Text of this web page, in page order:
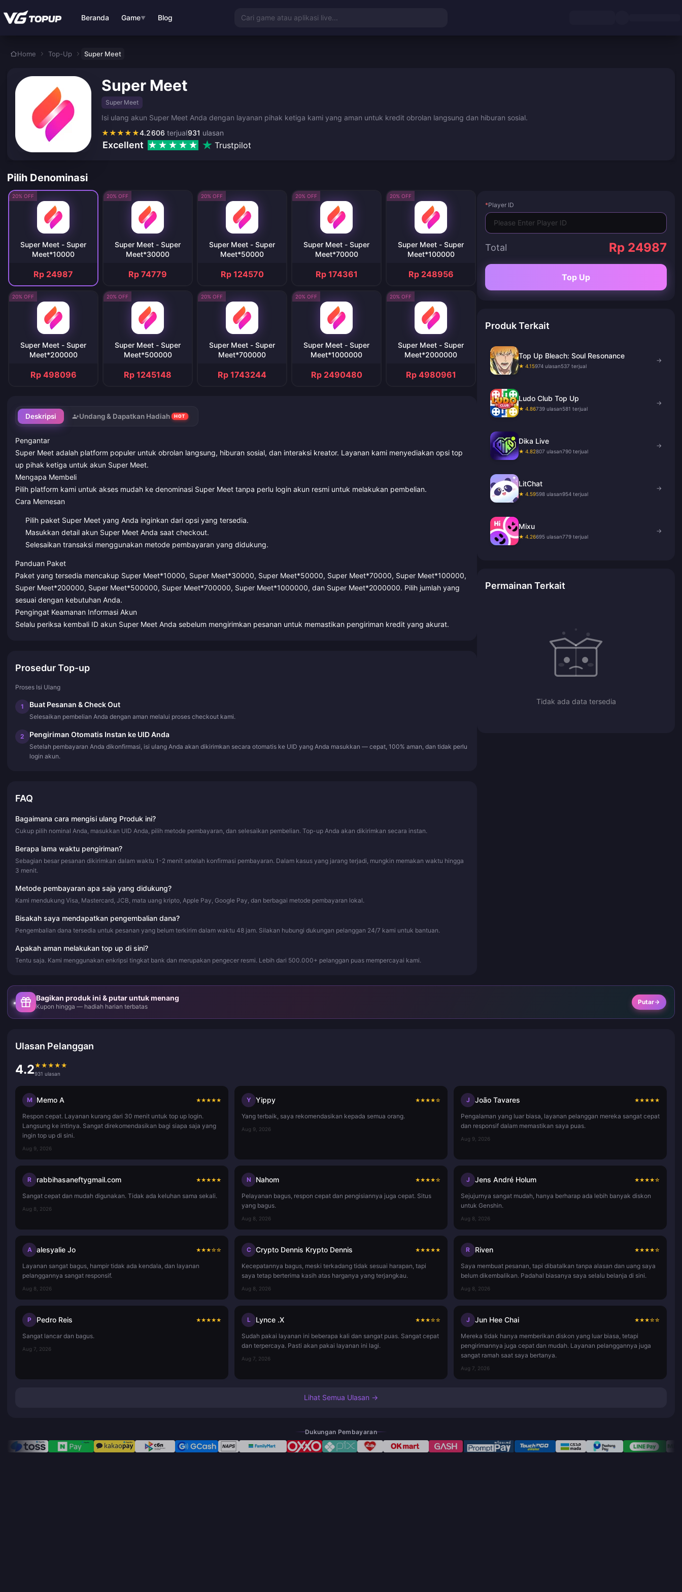
Beranda Game▼ Blog Cari game atau aplikasi live...
Home Top-Up Super Meet
Super Meet
Super Meet
Isi ulang akun Super Meet Anda dengan layanan pihak ketiga kami yang aman untuk kredit obrolan langsung dan hiburan sosial.
★★★★★4.2 931 ulasan
606 terjual
Excellent Trustpilot
Pilih Denominasi
20% OFF
Super Meet - Super
Meet*10000
Rp 24987
20% OFF
Super Meet - Super
Meet*30000
Rp 74779
20% OFF
Super Meet - Super
Meet*50000
Rp 124570
20% OFF
Super Meet - Super
Meet*70000
Rp 174361
20% OFF
Super Meet - Super
Meet*100000
Rp 248956
20% OFF
Super Meet - Super
Meet*200000
Rp 498096
20% OFF
Super Meet - Super
Meet*500000
Rp 1245148
20% OFF
Super Meet - Super
Meet*700000
Rp 1743244
20% OFF
Super Meet - Super
Meet*1000000
Rp 2490480
20% OFF
Super Meet - Super
Meet*2000000
Rp 4980961
Deskripsi Undang & Dapatkan Hadiah HOT
Pengantar
Super Meet adalah platform populer untuk obrolan langsung, hiburan sosial, dan interaksi kreator. Layanan kami menyediakan opsi top
up pihak ketiga untuk akun Super Meet.
Mengapa Membeli
Pilih platform kami untuk akses mudah ke denominasi Super Meet tanpa perlu login akun resmi untuk melakukan pembelian.
Cara Memesan
Pilih paket Super Meet yang Anda inginkan dari opsi yang tersedia.
Masukkan detail akun Super Meet Anda saat checkout.
Selesaikan transaksi menggunakan metode pembayaran yang didukung.
Panduan Paket
Paket yang tersedia mencakup Super Meet*10000, Super Meet*30000, Super Meet*50000, Super Meet*70000, Super Meet*100000,
Super Meet*200000, Super Meet*500000, Super Meet*700000, Super Meet*1000000, dan Super Meet*2000000. Pilih jumlah yang
sesuai dengan kebutuhan Anda.
Pengingat Keamanan Informasi Akun
Selalu periksa kembali ID akun Super Meet Anda sebelum mengirimkan pesanan untuk memastikan pengiriman kredit yang akurat.
Prosedur Top-up
Proses Isi Ulang
1 Buat Pesanan & Check Out
Selesaikan pembelian Anda dengan aman melalui proses checkout kami.
2 Pengiriman Otomatis Instan ke UID Anda
Setelah pembayaran Anda dikonfirmasi, isi ulang Anda akan dikirimkan secara otomatis ke UID yang Anda masukkan — cepat, 100% aman, dan tidak perlu
login akun.
FAQ
Bagaimana cara mengisi ulang Produk ini?
Cukup pilih nominal Anda, masukkan UID Anda, pilih metode pembayaran, dan selesaikan pembelian. Top-up Anda akan dikirimkan secara instan.
Berapa lama waktu pengiriman?
Sebagian besar pesanan dikirimkan dalam waktu 1-2 menit setelah konfirmasi pembayaran. Dalam kasus yang jarang terjadi, mungkin memakan waktu hingga
3 menit.
Metode pembayaran apa saja yang didukung?
Kami mendukung Visa, Mastercard, JCB, mata uang kripto, Apple Pay, Google Pay, dan berbagai metode pembayaran lokal.
Bisakah saya mendapatkan pengembalian dana?
Pengembalian dana tersedia untuk pesanan yang belum terkirim dalam waktu 48 jam. Silakan hubungi dukungan pelanggan 24/7 kami untuk bantuan.
Apakah aman melakukan top up di sini?
Tentu saja. Kami menggunakan enkripsi tingkat bank dan merupakan pengecer resmi. Lebih dari 500.000+ pelanggan puas mempercayai kami.
*Player ID
Total Rp 24987
Top Up
Produk Terkait
Top Up Bleach: Soul Resonance
★ 4.15974 ulasan537 terjual
→
Ludo Club Top Up
★ 4.86739 ulasan581 terjual
→
Dika Live
★ 4.82807 ulasan790 terjual
→
LitChat
★ 4.59598 ulasan954 terjual
→
Mixu
★ 4.26695 ulasan779 terjual
→
Permainan Terkait
Tidak ada data tersedia
Bagikan produk ini & putar untuk menang
Kupon hingga — hadiah harian terbatas
Putar
Ulasan Pelanggan
4.2★ ★ ★ ★ ★
931 ulasan
M Memo A ★★★★★
Respon cepat. Layanan kurang dari 30 menit untuk top up login.
Langsung ke intinya. Sangat direkomendasikan bagi siapa saja yang
ingin top up di sini.
Aug 9, 2026
Y Yippy ★★★★☆
Yang terbaik, saya rekomendasikan kepada semua orang.
Aug 9, 2026
J João Tavares ★★★★★
Pengalaman yang luar biasa, layanan pelanggan mereka sangat cepat
dan responsif dalam memastikan saya puas.
Aug 9, 2026
R rabbihasaneftygmail.com ★★★★★
Sangat cepat dan mudah digunakan. Tidak ada keluhan sama sekali.
Aug 8, 2026
N Nahom ★★★★☆
Pelayanan bagus, respon cepat dan pengisiannya juga cepat. Situs
yang bagus.
Aug 8, 2026
J Jens André Holum ★★★★☆
Sejujurnya sangat mudah, hanya berharap ada lebih banyak diskon
untuk Genshin.
Aug 8, 2026
A alesyalie Jo ★★★☆☆
Layanan sangat bagus, hampir tidak ada kendala, dan layanan
pelanggannya sangat responsif.
Aug 8, 2026
C Crypto Dennis Krypto Dennis ★★★★★
Kecepatannya bagus, meski terkadang tidak sesuai harapan, tapi
saya tetap berterima kasih atas harganya yang terjangkau.
Aug 8, 2026
R Riven ★★★★☆
Saya membuat pesanan, tapi dibatalkan tanpa alasan dan uang saya
belum dikembalikan. Padahal biasanya saya selalu belanja di sini.
Aug 8, 2026
P Pedro Reis ★★★★★
Sangat lancar dan bagus.
Aug 7, 2026
L Lynce .X ★★★☆☆
Sudah pakai layanan ini beberapa kali dan sangat puas. Sangat cepat
dan terpercaya. Pasti akan pakai layanan ini lagi.
Aug 7, 2026
J Jun Hee Chai ★★★☆☆
Mereka tidak hanya memberikan diskon yang luar biasa, tetapi
pengirimannya juga cepat dan mudah. Layanan pelanggannya juga
sangat ramah saat saya bertanya.
Aug 7, 2026
Lihat Semua Ulasan →
Dukungan Pembayaran